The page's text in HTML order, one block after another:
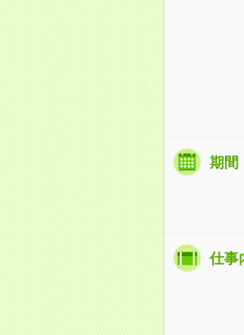
期間
仕事